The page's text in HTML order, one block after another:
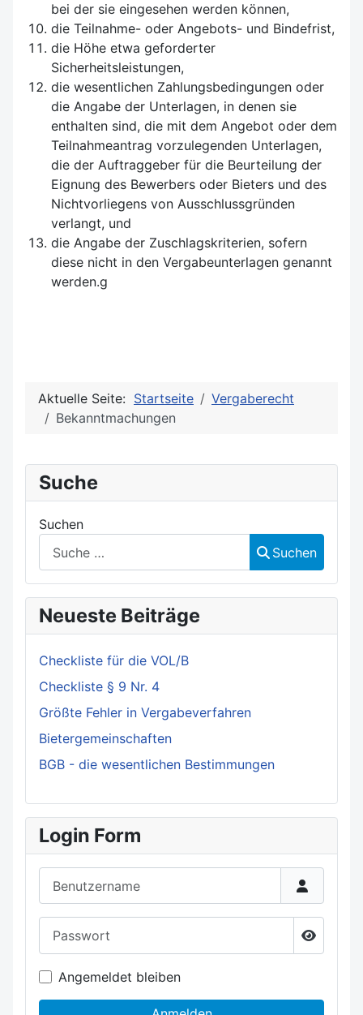
bei der sie eingesehen werden können,
die Teilnahme- oder Angebots- und Bindefrist,
die Höhe etwa geforderter
Sicherheitsleistungen,
die wesentlichen Zahlungsbedingungen oder
die Angabe der Unterlagen, in denen sie
enthalten sind, die mit dem Angebot oder dem
Teilnahmeantrag vorzulegenden Unterlagen,
die der Auf­traggeber für die Beurteilung der
Eignung des Bewerbers oder Bieters und des
Nichtvorliegens von Ausschlussgründen
verlangt, und
die Angabe der Zuschlagskriterien, sofern
diese nicht in den Vergabeunterlagen genannt
werden.g
Aktuelle Seite: Startseite
Vergaberecht
Bekanntmachungen
Suche
Suchen
Suchen
Neueste Beiträge
Checkliste für die VOL/B
Checkliste § 9 Nr. 4
Größte Fehler in Vergabeverfahren
Bietergemeinschaften
BGB - die wesentlichen Bestimmungen
Login Form
Angemeldet bleiben